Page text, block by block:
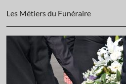
Les Métiers du Funéraire